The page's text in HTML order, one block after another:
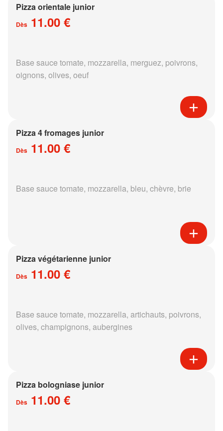
Pizza orientale junior
Dès 11.00 €
Base sauce tomate, mozzarella, merguez, poivrons,
oignons, olives, oeuf
Pizza 4 fromages junior
Dès 11.00 €
Base sauce tomate, mozzarella, bleu, chèvre, brie
Pizza végétarienne junior
Dès 11.00 €
Base sauce tomate, mozzarella, artichauts, poivrons,
olives, champignons, aubergines
Pizza bologniase junior
Dès 11.00 €